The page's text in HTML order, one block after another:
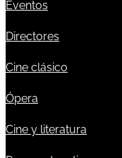
Eventos
Directores
Cine clásico
Ópera
Cine y literatura